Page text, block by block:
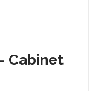
Cabinet